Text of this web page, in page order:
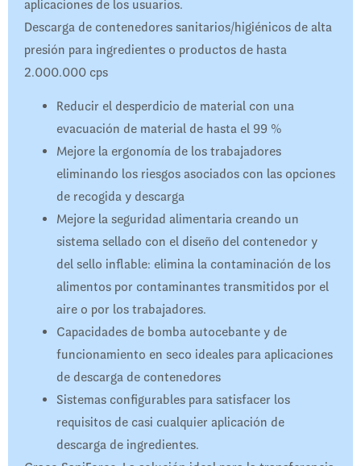
aplicaciones de los usuarios.
Descarga de contenedores sanitarios/higiénicos de alta
presión para ingredientes o productos de hasta
2.000.000 cps
Reducir el desperdicio de material con una
evacuación de material de hasta el 99 %
Mejore la ergonomía de los trabajadores
eliminando los riesgos asociados con las opciones
de recogida y descarga
Mejore la seguridad alimentaria creando un
sistema sellado con el diseño del contenedor y
del sello inflable: elimina la contaminación de los
alimentos por contaminantes transmitidos por el
aire o por los trabajadores.
Capacidades de bomba autocebante y de
funcionamiento en seco ideales para aplicaciones
de descarga de contenedores
Sistemas configurables para satisfacer los
requisitos de casi cualquier aplicación de
descarga de ingredientes.